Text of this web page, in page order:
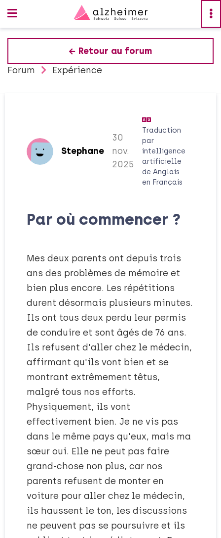
Retour au forum
Forum
Expérience
Stephane
30
nov.
2025
Traduction
par
intelligence
artificielle
de Anglais
en Français
Par où commencer ?
Mes deux parents ont depuis trois
ans des problèmes de mémoire et
bien plus encore. Les répétitions
durent désormais plusieurs minutes.
Ils ont tous deux perdu leur permis
de conduire et sont âgés de 76 ans.
Ils refusent d'aller chez le médecin,
affirmant qu'ils vont bien et se
montrant extrêmement têtus,
malgré tous nos efforts.
Physiquement, ils vont
effectivement bien. Je ne vis pas
dans le même pays qu'eux, mais ma
sœur oui. Elle ne peut pas faire
grand-chose non plus, car nos
parents refusent de monter en
voiture pour aller chez le médecin,
ils haussent le ton, les discussions
ne peuvent pas se poursuivre et ils